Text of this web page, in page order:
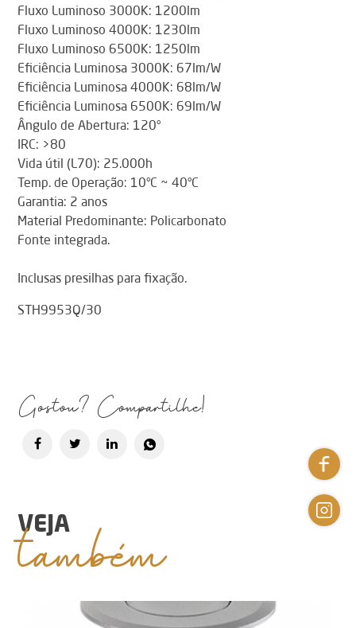
Fluxo Luminoso 3000K: 1200lm
Fluxo Luminoso 4000K: 1230lm
Fluxo Luminoso 6500K: 1250lm
Eficiência Luminosa 3000K: 67lm/W
Eficiência Luminosa 4000K: 68lm/W
Eficiência Luminosa 6500K: 69lm/W
Ângulo de Abertura: 120°
IRC: >80
Vida útil (L70): 25.000h
Temp. de Operação: 10°C ~ 40°C
Garantia: 2 anos
Material Predominante: Policarbonato
Fonte integrada.
Inclusas presilhas para fixação.
STH9953Q/30
Gostou? Compartilhe!
VEJA
também